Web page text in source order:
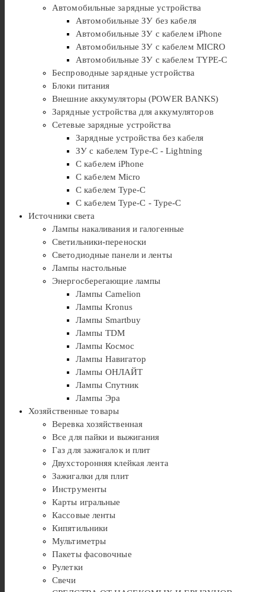
Автомобильные зарядные устройства
Автомобильные ЗУ без кабеля
Автомобильные ЗУ с кабелем iPhone
Автомобильные ЗУ с кабелем MICRO
Автомобильные ЗУ с кабелем TYPE-C
Беспроводные зарядные устройства
Блоки питания
Внешние аккумуляторы (POWER BANKS)
Зарядные устройства для аккумуляторов
Сетевые зарядные устройства
Зарядные устройства без кабеля
ЗУ с кабелем Type-C - Lightning
С кабелем iPhone
С кабелем Micro
С кабелем Type-C
С кабелем Type-C - Type-C
Источники света
Лампы накаливания и галогенные
Светильники-переноски
Светодиодные панели и ленты
Лампы настольные
Энергосберегающие лампы
Лампы Camelion
Лампы Kronus
Лампы Smartbuy
Лампы TDM
Лампы Космос
Лампы Навигатор
Лампы ОНЛАЙТ
Лампы Спутник
Лампы Эра
Хозяйственные товары
Веревка хозяйственная
Все для пайки и выжигания
Газ для зажигалок и плит
Двухсторонняя клейкая лента
Зажигалки для плит
Инструменты
Карты игральные
Кассовые ленты
Кипятильники
Мультиметры
Пакеты фасовочные
Рулетки
Свечи